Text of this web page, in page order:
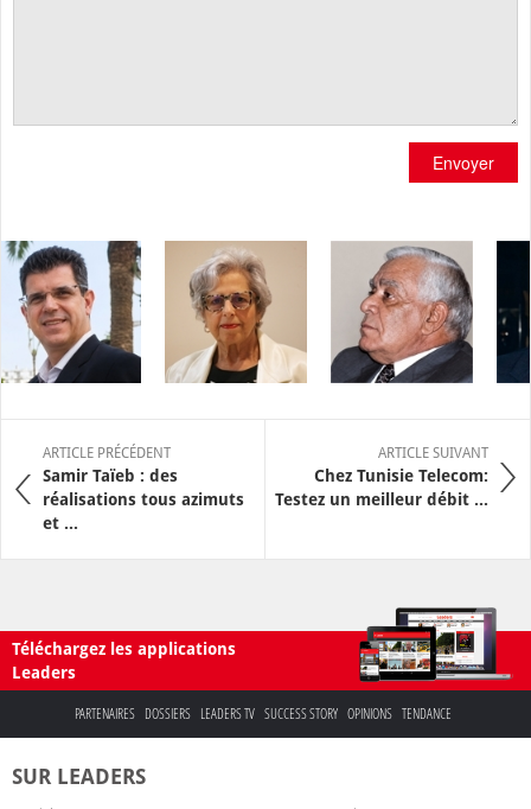
Envoyer
ARTICLE PRÉCÉDENT
Samir Taïeb : des
réalisations tous azimuts
et ...
ARTICLE SUIVANT
Chez Tunisie Telecom:
Testez un meilleur débit ...
Téléchargez les applications
Leaders
PARTENAIRES DOSSIERS LEADERS TV SUCCESS STORY OPINIONS TENDANCE
SUR LEADERS